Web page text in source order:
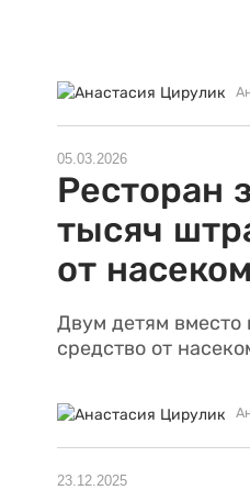
05.03.2026
Ресторан
тысяч
от
Двум детям вместо
средство от
23.12.2025